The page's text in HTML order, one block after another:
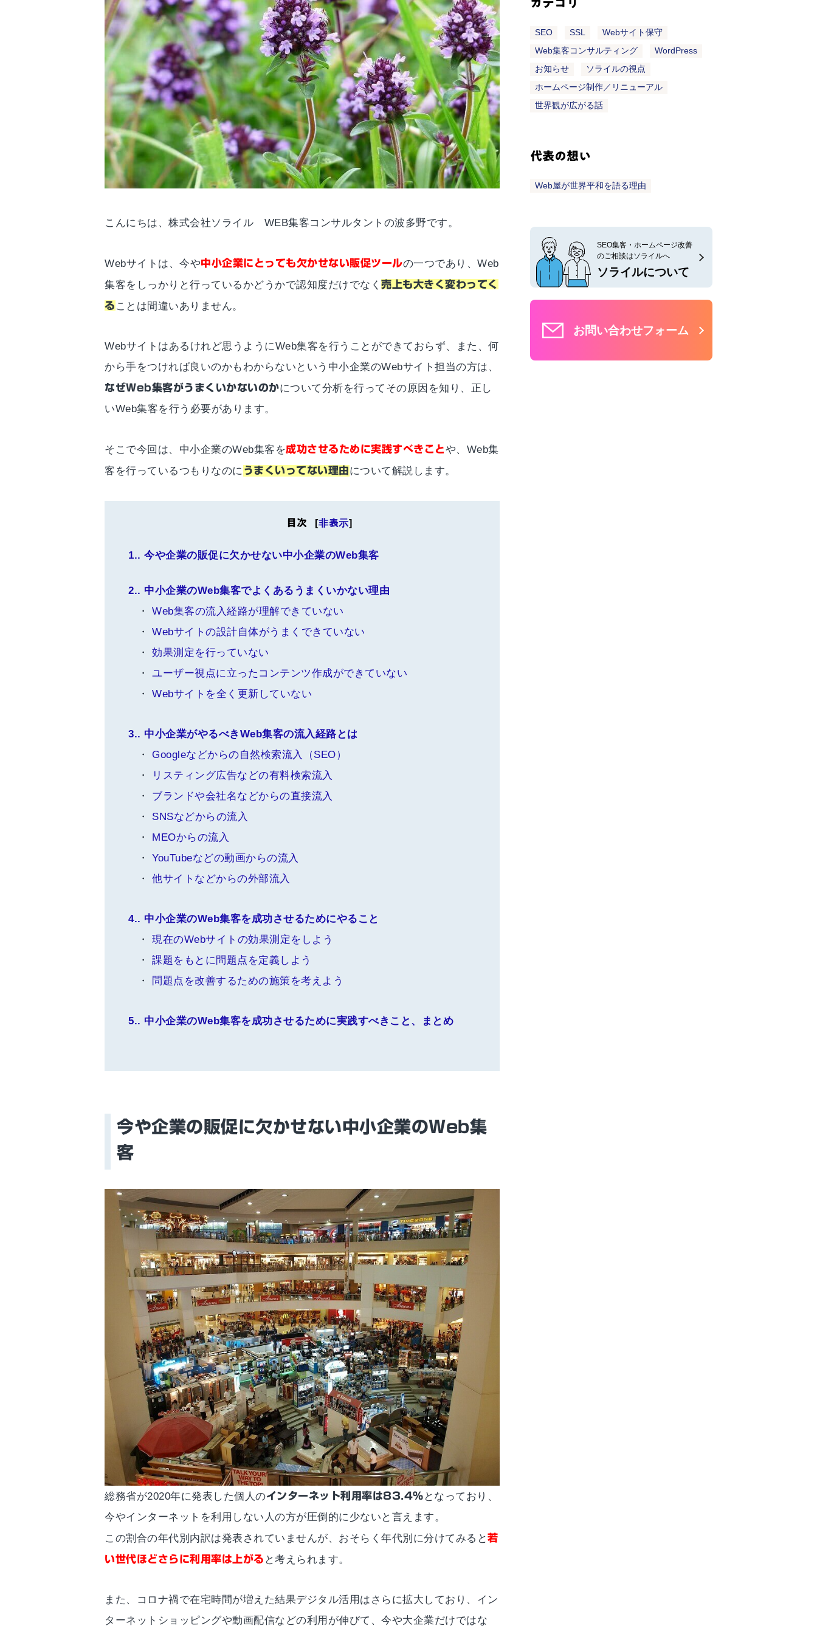
こんにちは、株式会社ソライル WEB集客コンサルタントの波多野です。
Webサイトは、今や中小企業にとっても欠かせない販促ツールの一つであり、Web
集客をしっかりと行っているかどうかで認知度だけでなく売上も大きく変わってく
る ことは間違いありません。
Webサイトはあるけれど思うようにWeb集客を行うことができておらず、また、何
から手をつければ良いのかもわからないという中小企業のWebサイト担当の方は、
なぜWeb集客がうまくいかないのかについて分析を行ってその原因を知り、正し
いWeb集客を行う必要があります。
そこで今回は、中小企業のWeb集客を成功させるために実践すべきことや、Web集
客を行っているつもりなのに うまくいってない理由について解説します。
目次 [非表示]
1. 今や企業の販促に欠かせない中小企業のWeb集客
2.
中小企業のWeb集客でよくあるうまくいかない理由
Web集客の流入経路が理解できていない
Webサイトの設計自体がうまくできていない
効果測定を行っていない
ユーザー視点に立ったコンテンツ作成ができていない
Webサイトを全く更新していない
3.
中小企業がやるべきWeb集客の流入経路とは
Googleなどからの自然検索流入（SEO）
リスティング広告などの有料検索流入
ブランドや会社名などからの直接流入
SNSなどからの流入
MEOからの流入
YouTubeなどの動画からの流入
他サイトなどからの外部流入
4.
中小企業のWeb集客を成功させるためにやること
現在のWebサイトの効果測定をしよう
課題をもとに問題点を定義しよう
問題点を改善するための施策を考えよう
5. 中小企業のWeb集客を成功させるために実践すべきこと、まとめ
今や企業の販促に欠かせない中小企業のWeb集
客
総務省が2020年に発表した個人のインターネット利用率は83.4％ となっており、
今やインターネットを利用しない人の方が圧倒的に少ないと言えます。
この割合の年代別内訳は発表されていませんが、おそらく年代別に分けてみると若
い世代ほどさらに利用率は上がる と考えられます。
また、コロナ禍で在宅時間が増えた結果デジタル活用はさらに拡大しており、イン
ターネットショッピングや動画配信などの利用が伸びて、今や大企業だけではな
カテゴリ
SEO SSL
Webサイト保守
Web集客コンサルティング
WordPress
お知らせ
ソライルの視点
ホームページ制作／リニューアル
世界観が広がる話
代表の想い
Web屋が世界平和を語る理由
SEO集客・ホームページ改善
のご相談はソライルへ
ソライルについて
お問い合わせフォーム